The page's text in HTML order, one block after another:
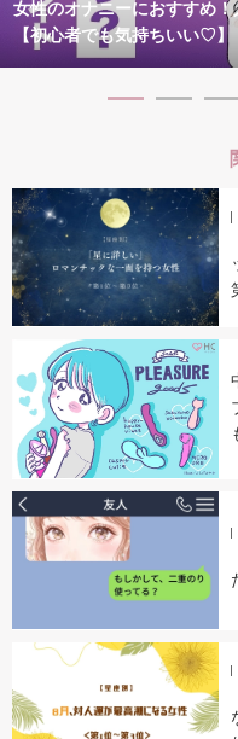
女性のオナニーにおすすめ
【初心者でも気持ちいい♡】